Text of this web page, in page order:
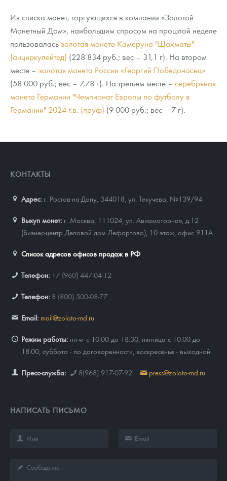
Из списка монет, торгующихся в компании «Золотой
Монетный Дом», наибольшим спросом на прошлой неделе
пользоваласьзолотая монета Камеруна "Шахматы"
(анциркулейтед) (228 834 руб.; вес – 31,1 г). На втором
месте – золотая монета России «Георгий Победоносец»
(58 000 руб.; вес – 7,78 г). На третьем месте – серебряная
монета Германии "Чемпионат Европы по футболу в
Германии" 2024 г.в. (пруф) (9 000 руб.; вес – 7 г).
КОНТАКТЫ
Адрес: г. Ростов-на-Дону, 344018 ул. Текучева, №139/94
Выкуп монет: г. Москва, 111024, ул. Авиамоторная, д.12
(бизнес-центр Деловой дом Лефортово), 10 этаж, офис 911А
Список адресов офисов продаж в РФ
Телефон: +7 (960) 447-04-12
Телефон: 8 (800) 500-08-77
Email: mail@zoloto-md.ru
Режим работы: пн-чт с 10:00 до 18:30, пятница с 10:00 до
18:00, суббота - по договоренности, воскресенье - выходной.
Пресс-служба: 8(968) 917-07-92 press@zoloto-md.ru
НАПИСАТЬ ПИСЬМО